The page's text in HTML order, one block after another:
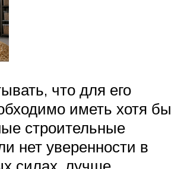
что для его
иметь хотя бы
строительные
нет уверенности в